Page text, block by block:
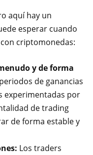
aquí hay un
esperar cuando
criptomonedas:
y de forma
de ganancias
experimentadas por
de trading
de forma estable y
Los traders